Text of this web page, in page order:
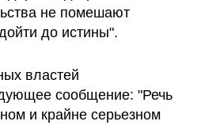
не помешают
до истины".
властей
сообщение: "Речь
и крайне серьезном